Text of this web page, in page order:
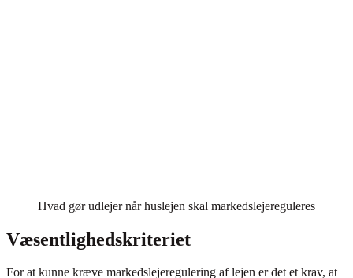
Hvad gør udlejer når huslejen skal markedslejereguleres
Væsentlighedskriteriet
For at kunne kræve markedslejeregulering af lejen er det et krav, at